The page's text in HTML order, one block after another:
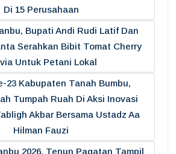
Di 15 Perusahaan
Bupati Andi Rudi Latif Dan
Serahkan Bibit Tomat Cherry
Untuk Petani Lokal
23 Kabupaten Tanah Bumbu,
Tumpah Ruah Di Aksi Inovasi
Akbar Bersama Ustadz Aa
Hilman Fauzi
2026, Tenun Pagatan Tampil